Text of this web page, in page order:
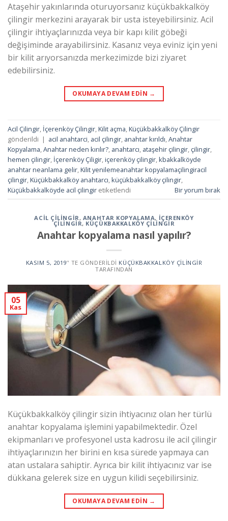
Ataşehir yakınlarında oturuyorsanız küçükbakkalköy
çilingir merkezini arayarak bir usta isteyebilirsiniz. Acil
çilingir ihtiyaçlarınızda veya bir kapı kilit göbeği
değişiminde arayabilirsiniz. Kasanız veya eviniz için yeni
bir kilit arıyorsanızda merkezimizde bizi ziyaret
edebilirsiniz.
OKUMAYA DEVAM EDIN →
Acil Çilingir, İçerenköy Çilingir,Kilit açma,Küçükbakkalköy Çilingir
gönderildi | acil anahtarci, acil çilingir, anahtar kırıldı,Anahtar
Kopyalama,Anahtar neden kırılır?, anahtarcı, ataşehir çilingir, çilingir,
hemen çilingir, İçerenköy Çiligir,içerenköy çilingir,kbakkalköyde
anahtar neanlama gelir,Kilit yenilemeanahtar kopyalamaçilingiracil
çilingir,Küçükbakkalköy anahtarcı,küçükbakkalköy çilingir,
Küçükbakkalköyde acil çilingir etiketlendi Bir yorum bırak
ACIL ÇILINGIR, ANAHTAR KOPYALAMA, İÇERENKÖY
ÇILINGIR, KÜÇÜKBAKKALKÖY ÇILINGIR
Anahtar kopyalama nasıl yapılır?
KASIM 5, 2019’' TE GÖNDERILDI KÜÇÜKBAKKALKÖY ÇILINGIR
TARAFINDAN
05
Kas
Küçükbakkalköy çilingir sizin ihtiyacınız olan her türlü
anahtar kopyalama işlemini yapabilmektedir. Özel
ekipmanları ve profesyonel usta kadrosu ile acil çilingir
ihtiyaçlarınızın her birini en kısa sürede yapmaya can
atan ustalara sahiptir. Ayrıca bir kilit ihtiyacınız var ise
dükkana gelerek size en uygun kilidi seçebilirsiniz.
OKUMAYA DEVAM EDIN →